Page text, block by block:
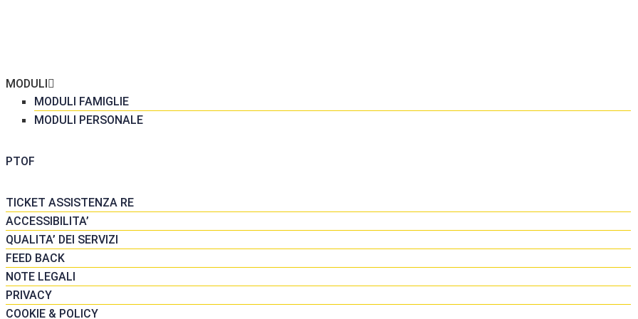
MODULI
MODULI FAMIGLIE
MODULI PERSONALE
PTOF
TICKET ASSISTENZA RE
ACCESSIBILITA’
QUALITA’ DEI SERVIZI
FEED BACK
NOTE LEGALI
PRIVACY
COOKIE & POLICY